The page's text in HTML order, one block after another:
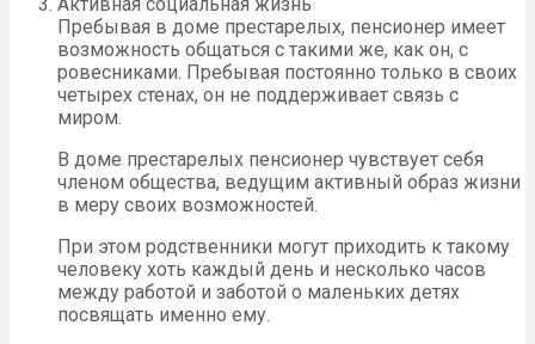
Пребывая в доме престарелых, пенсионер имеет
возможность общаться с такими же, как он, с
ровесниками. Пребывая постоянно только в своих
четырех стенах, он не поддерживает связь с
миром.
В доме престарелых пенсионер чувствует себя
членом общества, ведущим активный образ жизни
в меру своих возможностей.
При этом родственники могут приходить к такому
человеку хоть каждый день и несколько часов
между работой и заботой о маленьких детях
посвящать именно ему.